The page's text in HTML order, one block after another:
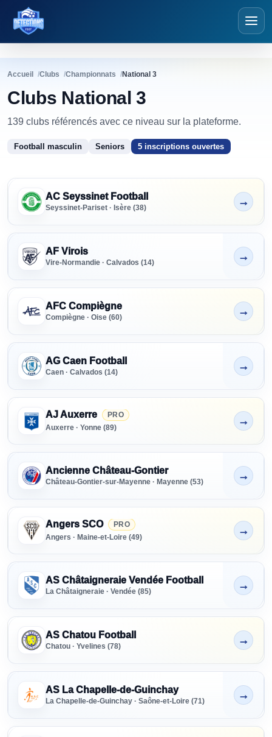
Détections Foot
Accueil Clubs Championnats National 3
Clubs National 3
139 clubs référencés avec ce niveau sur la plateforme.
Football masculin Seniors 5 inscriptions ouvertes
AC Seyssinet Football
Seyssinet-Pariset · Isère (38)
Non indiqué
→
AF Virois
Vire-Normandie · Calvados (14)
Non indiqué
→
AFC Compiègne
Compiègne · Oise (60)
Non indiqué
→
AG Caen Football
Caen · Calvados (14)
Non indiqué
→
AJ Auxerre
PRO
Auxerre · Yonne (89)
Non indiqué
→
Ancienne Château-Gontier
Château-Gontier-sur-Mayenne · Mayenne (53)
Non indiqué
→
Angers SCO
PRO
Angers · Maine-et-Loire (49)
Non indiqué
→
AS Châtaigneraie Vendée Football
La Châtaigneraie · Vendée (85)
Non indiqué
→
AS Chatou Football
Chatou · Yvelines (78)
Non indiqué
→
AS La Chapelle-de-Guinchay
La Chapelle-de-Guinchay · Saône-et-Loire (71)
Non indiqué
→